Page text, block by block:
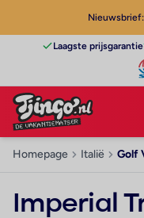
Laagste prijsgarantie
Homepage Italië Golf
Imperial